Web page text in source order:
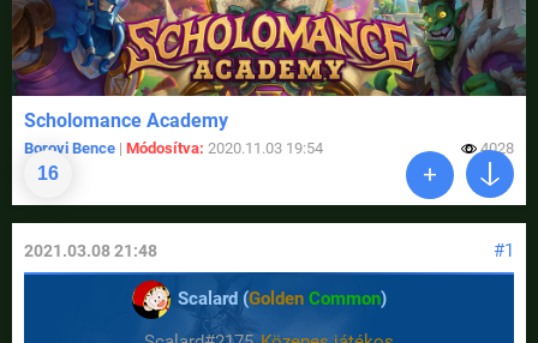
16
Scholomance Academy
Borovi Bence | Módosítva: 2020.11.03 19:54 4028
#1
2021.03.08 21:48
Scalard (Golden Common)